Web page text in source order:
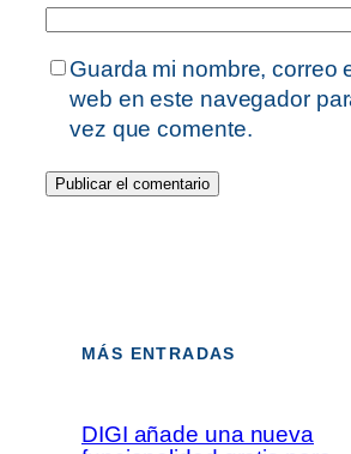
Guarda mi nombre, correo
web en este navegador
vez que comente.
MÁS ENTRADAS
DIGI añade una nueva